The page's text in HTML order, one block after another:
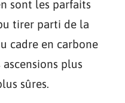
sont les parfaits
tirer parti de la
cadre en carbone
plus
sûres.